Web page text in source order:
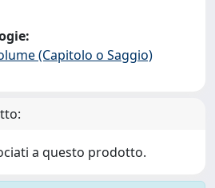
(Capitolo o Saggio)
a questo prodotto.